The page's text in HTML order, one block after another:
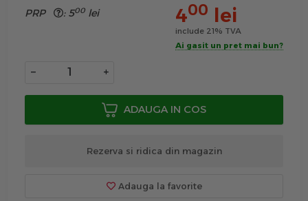
PRP : 500 lei 400 lei
include 21% TVA
Ai gasit un pret mai bun?
− +
ADAUGA IN COS
Rezerva si ridica din magazin
Adauga la favorite